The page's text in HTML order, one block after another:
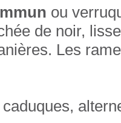
ou
de noir,
Les